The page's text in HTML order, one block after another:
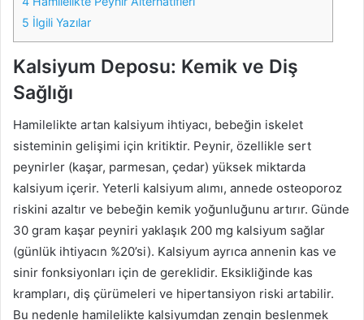
5 İlgili Yazılar
Kalsiyum Deposu: Kemik ve Diş
Sağlığı
Hamilelikte artan kalsiyum ihtiyacı, bebeğin iskelet
sisteminin gelişimi için kritiktir. Peynir, özellikle sert
peynirler (kaşar, parmesan, çedar) yüksek miktarda
kalsiyum içerir. Yeterli kalsiyum alımı, annede osteoporoz
riskini azaltır ve bebeğin kemik yoğunluğunu artırır. Günde
30 gram kaşar peyniri yaklaşık 200 mg kalsiyum sağlar
(günlük ihtiyacın %20’si). Kalsiyum ayrıca annenin kas ve
sinir fonksiyonları için de gereklidir. Eksikliğinde kas
krampları, diş çürümeleri ve hipertansiyon riski artabilir.
Bu nedenle hamilelikte kalsiyumdan zengin beslenmek